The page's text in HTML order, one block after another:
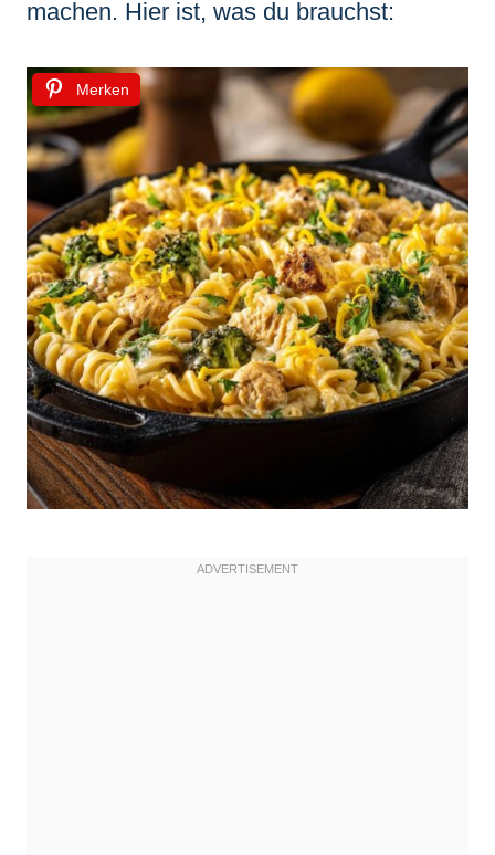
machen. Hier ist, was du brauchst:
Merken